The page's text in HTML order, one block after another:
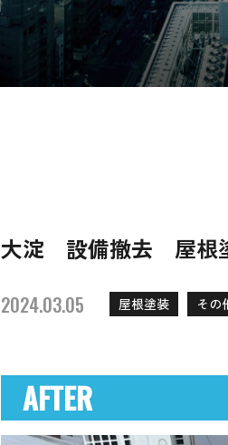
大淀 設備撤去 屋根
2024.03.05 屋根塗装 その
AFTER